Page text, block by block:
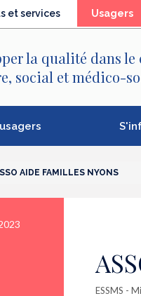
et services Usagers
la qualité dans le
social et médico-
AIDE FAMILLES NYONS
ESSMS -